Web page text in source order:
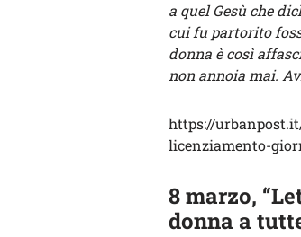
a quel Gesù che
cui fu partorito
donna è così
non annoia mai.
https://
licenziamento-
8 marzo,
donna a